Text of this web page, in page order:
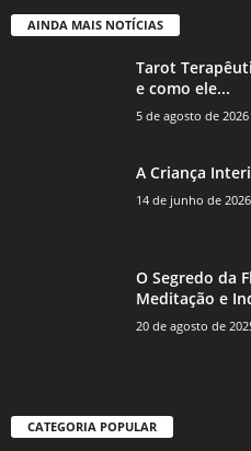
AINDA MAIS NOTÍCIAS
Tarot
e como ele...
5 de agosto de 2026
A Criança
14 de junho de 2026
O Segredo da
Meditação e
20 de agosto de
CATEGORIA POPULAR